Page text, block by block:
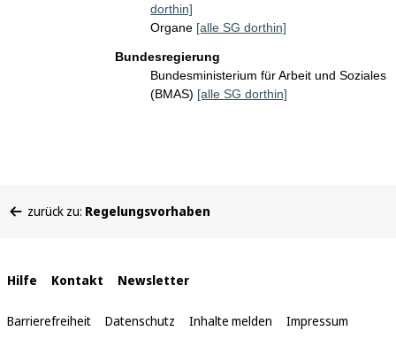
dorthin]
Organe [alle SG dorthin]
Bundesregierung
Bundesministerium für Arbeit und Soziales
(BMAS) [alle SG dorthin]
befinden
zurück zu: Regelungsvorhaben
Interne
Links
Hilfe Kontakt Newsletter
Barrierefreiheit Datenschutz Inhalte melden Impressum